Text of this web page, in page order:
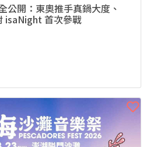
公開：東奧推手真鍋大度、
isaNight 首次參戰